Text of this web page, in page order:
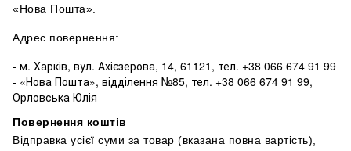
«Нова Пошта».
Адрес повернення:
- м. Харків, вул. Ахієзерова, 14, 61121, тел. +38 066 674 91 99
- «Нова Пошта», відділення №85, тел. +38 066 674 91 99,
Орловська Юлія
Повернення коштів
Відправка усієї суми за товар (вказана повна вартість),